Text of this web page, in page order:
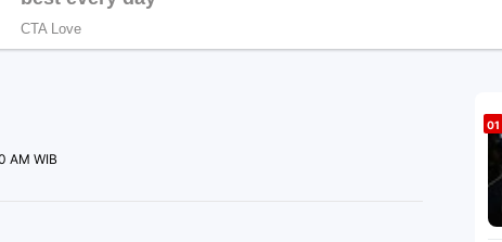
AM WIB